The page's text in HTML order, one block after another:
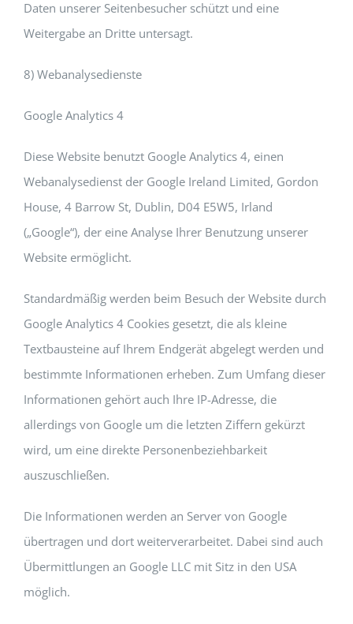
Daten unserer Seitenbesucher schützt und eine
Weitergabe an Dritte untersagt.
8) Webanalysedienste
Google Analytics 4
Diese Website benutzt Google Analytics 4, einen
Webanalysedienst der Google Ireland Limited, Gordon
House, 4 Barrow St, Dublin, D04 E5W5, Irland
(„Google“), der eine Analyse Ihrer Benutzung unserer
Website ermöglicht.
Standardmäßig werden beim Besuch der Website durch
Google Analytics 4 Cookies gesetzt, die als kleine
Textbausteine auf Ihrem Endgerät abgelegt werden und
bestimmte Informationen erheben. Zum Umfang dieser
Informationen gehört auch Ihre IP-Adresse, die
allerdings von Google um die letzten Ziffern gekürzt
wird, um eine direkte Personenbeziehbarkeit
auszuschließen.
Die Informationen werden an Server von Google
übertragen und dort weiterverarbeitet. Dabei sind auch
Übermittlungen an Google LLC mit Sitz in den USA
möglich.